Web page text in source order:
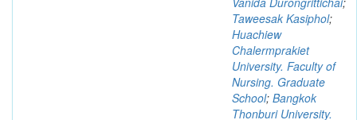
Taweesak Kasiphol;
Huachiew
Chalermprakiet
University. Faculty of
Nursing. Graduate
School; Bangkok
Thonburi University.